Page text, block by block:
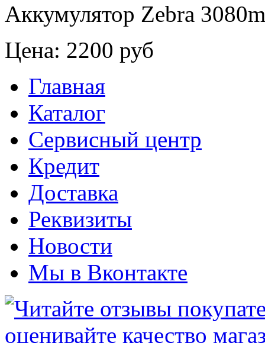
Аккумулятор Zebra
Цена: 2200 руб
Главная
Каталог
Сервисный центр
Кредит
Доставка
Реквизиты
Новости
Мы в Вконтакте